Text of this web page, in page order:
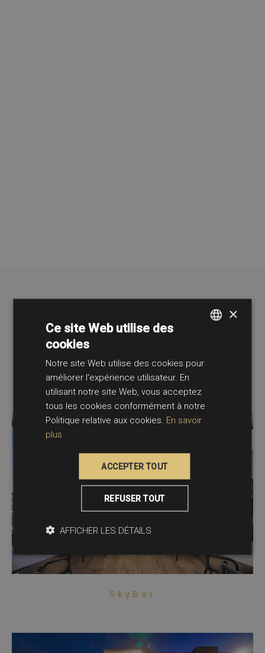
SkybarLUMM
SkyBar
FRENCH
×
Ce site Web utilise des
cookies
Notre site Web utilise des cookies pour
améliorer l'expérience utilisateur. En
utilisant notre site Web, vous acceptez
tous les cookies conformément à notre
Politique relative aux cookies. En savoir
plus
ACCEPTER TOUT
REFUSER TOUT
AFFICHER LES DÉTAILS